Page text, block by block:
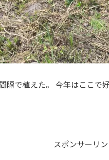
隔で植えた。 今年はここで
スポンサーリ